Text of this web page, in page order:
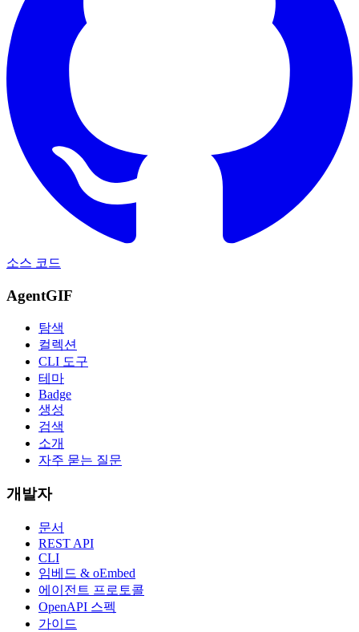
소스 코드
AgentGIF
탐색
컬렉션
CLI 도구
테마
Badge
생성
검색
소개
자주 묻는 질문
개발자
문서
REST API
CLI
임베드 & oEmbed
에이전트 프로토콜
OpenAPI 스펙
가이드